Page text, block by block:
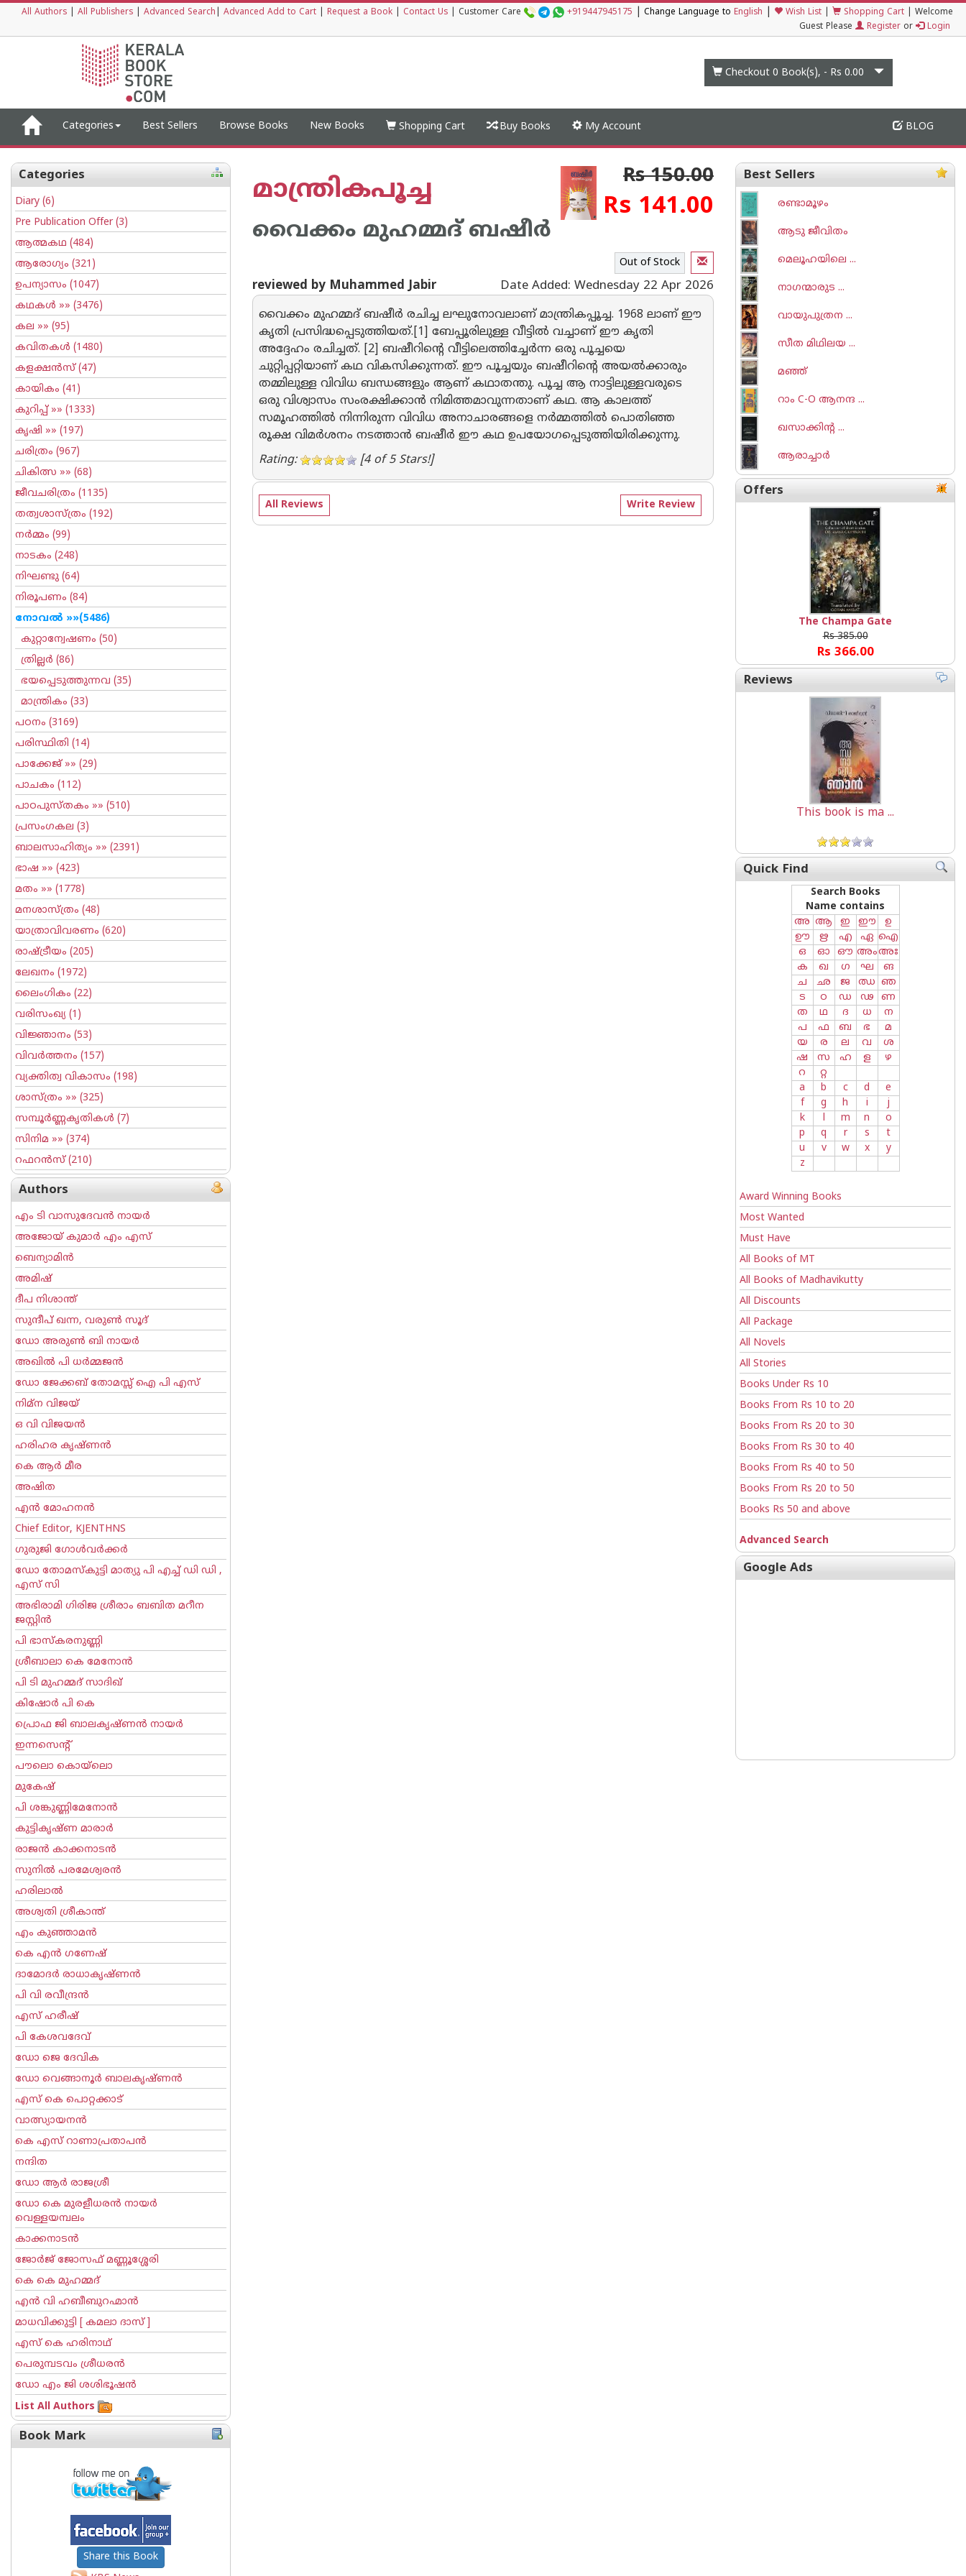
All Authors All Publishers Advanced Search Advanced Add to Cart Request a Book Contact Us Customer Care +919447945175 Change Language to English Wish List Shopping Cart
Welcome
Guest Please
Register or Login
Checkout 0 Book(s), - Rs 0.00
Categories Best Sellers Browse Books New Books Shopping Cart Buy Books My Account BLOG
Categories
Diary (6)
Pre Publication Offer(3)
ആത്മകഥ (484)
ആരോഗ്യം (321)
ഉപന്യാസം (1047)
കഥകള്‍ »» (3476)
കല »» (95)
കവിതകള്‍ (1480)
കളക്ഷന്‍സ്(47)
കായികം (41)
കുറിപ്പ്‌ »» (1333)
കൃഷി »» (197)
ചരിത്രം (967)
ചികിത്സ »» (68)
ജീവചരിത്രം (1135)
തത്വശാസ്ത്രം (192)
നര്‍മ്മം (99)
നാടകം (248)
നിഘണ്ടു (64)
നിരൂപണം (84)
നോവല്‍ »»(5486)
കുറ്റാന്വേഷണം (50)
ത്രില്ലര്‍ (86)
ഭയപ്പെടുത്തുന്നവ (35)
മാന്ത്രികം (33)
പഠനം (3169)
പരിസ്ഥിതി (14)
പാക്കേജ് »» (29)
പാചകം (112)
പാഠപുസ്തകം »» (510)
പ്രസംഗകല (3)
ബാലസാഹിത്യം »» (2391)
ഭാഷ »» (423)
മതം »» (1778)
മനശാസ്ത്രം (48)
യാത്രാവിവരണം (620)
രാഷ്ട്രീയം (205)
ലേഖനം (1972)
ലൈംഗികം (22)
വരിസംഖ്യ (1)
വിജ്ഞാനം (53)
വിവര്‍ത്തനം (157)
വ്യക്തിത്വ വികാസം (198)
ശാസ്ത്രം »» (325)
സമ്പൂര്‍ണ്ണകൃതികള്‍ (7)
സിനിമ »» (374)
റഫറന്‍സ്(210)
Authors
എം ടി വാസുദേവന്‍ നായര്‍
അജോയ് കുമാര്‍ എം എസ്
ബെന്യാമിന്‍
അമിഷ്
ദീപ നിശാന്ത്
സുന്ദീപ് ഖന്ന, വരുൺ സൂദ്
ഡോ അരുണ്‍ ബി നായര്‍
അഖില്‍ പി ധര്‍മ്മജന്‍
ഡോ ജേക്കബ് തോമസ്സ് ഐ പി എസ്
നിമ്ന വിജയ്
ഒ വി വിജയന്‍
ഹരിഹര കൃഷ്ണൻ
കെ ആര്‍ മീര
അഷിത
എന്‍ മോഹനന്‍
Chief Editor, KJENTHNS
ഗുരുജി ഗോള്‍‌വര്‍ക്കര്‍
ഡോ തോമസ്കുട്ടി മാത്യു പി എച്ച് ഡി ഡി ,
എസ് സി
അഭിരാമി ഗിരിജ ശ്രീരാം ബബിത മറീന
ജസ്റ്റിന്‍
പി ഭാസ്കരനുണ്ണി
ശ്രീബാലാ കെ മേനോന്‍
പി ടി മുഹമ്മദ് സാദിഖ്‌
കിഷോർ പി കെ
പ്രൊഫ ജി ബാലകൃഷ്ണന്‍ നായര്‍
ഇന്നസെന്റ്‌
പൗലൊ കൊയ്ലൊ
മുകേഷ്
പി ശങ്കുണ്ണിമേനോന്‍
കുട്ടികൃഷ്ണ മാരാര്‍
രാജന്‍ കാക്കനാടന്‍
സുനില്‍ പരമേശ്വരന്‍
ഹരിലാല്‍
അശ്വതി ശ്രീകാന്ത്
എം കുഞ്ഞാമന്‍
കെ എന്‍ ഗണേഷ്
ദാമോദർ രാധാകൃഷ്ണൻ
പി വി രവീന്ദ്രന്‍
എസ് ഹരീഷ്
പി കേശവദേവ്‌
ഡോ ജെ ദേവിക
ഡോ വെങ്ങാനൂര്‍ ബാലകൃഷ്ണന്‍
എസ്‌ കെ പൊറ്റക്കാട്‌
വാത്സ്യായനന്‍
കെ എസ് റാണാപ്രതാപന്‍
നന്ദിത
ഡോ ആര്‍ രാജശ്രീ
ഡോ കെ മുരളീധരന്‍ നായര്‍
വെള്ളയമ്പലം
കാക്കനാടന്‍
ജോര്‍ജ് ജോസഫ് മണ്ണൂശ്ശേരി
കെ കെ മുഹമ്മദ്
എന്‍ വി ഹബീബുറഹ്മാന്‍
മാധവിക്കുട്ടി [ കമലാ ദാസ് ]
എസ് കെ ഹരിനാഥ്
പെരുമ്പടവം ശ്രീധര‌ന്‍
ഡോ എം ജി ശശിഭൂഷന്‍
List All Authors
Book Mark
Share this Book
മാന്ത്രികപൂച്ച
വൈക്കം മുഹമ്മദ് ബഷീര്‍
Rs 150.00
Rs 141.00
Out of Stock
reviewed by Muhammed Jabir Date Added: Wednesday 22 Apr 2026
വൈക്കം മുഹമ്മദ് ബഷീർ രചിച്ച ലഘുനോവലാണ് മാന്ത്രികപ്പൂച്ച. 1968 ലാണ് ഈ
കൃതി പ്രസിദ്ധപ്പെടുത്തിയത്.[1] ബേപ്പൂരിലുള്ള വീട്ടിൽ വച്ചാണ് ഈ കൃതി
അദ്ദേഹം രചിച്ചത്. [2] ബഷീറിന്റെ വീട്ടിലെത്തിച്ചേർന്ന ഒരു പൂച്ചയെ
ചുറ്റിപ്പറ്റിയാണ് കഥ വികസിക്കുന്നത്. ഈ പൂച്ചയും ബഷീറിന്റെ അയൽക്കാരും
തമ്മിലുള്ള വിവിധ ബന്ധങ്ങളും ആണ് കഥാതന്തു. പൂച്ച ആ നാട്ടിലുള്ളവരുടെ
ഒരു വിശ്വാസം സംരക്ഷിക്കാൻ നിമിത്തമാവുന്നതാണ് കഥ. ആ കാലത്ത്
സമൂഹത്തിൽ നിന്നിരുന്ന വിവിധ അനാചാരങ്ങളെ നർമ്മത്തിൽ പൊതിഞ്ഞ
രൂക്ഷ വിമർശനം നടത്താൻ ബഷീർ ഈ കഥ ഉപയോഗപ്പെടുത്തിയിരിക്കുന്നു.
Rating:
[4 of 5 Stars!]
Write Review
All Reviews
Best Sellers
രണ്ടാമൂഴം
ആടു ജീവിതം
മെലൂഹയിലെ ...
നാഗന്മാരുട ...
വായുപുത്രന ...
സീത മിഥിലയ ...
മഞ്ഞ്
റാം C-O ആനന്ദ ...
ഖസാക്കിന്റ ...
ആരാച്ചാര്‍
Offers
The Champa Gate
Rs 385.00
Rs 366.00
Reviews
This book is ma ...
Quick Find
Search Books
Name contains
അ ആ ഇ ഈ
ഉ
ഊ
ഋ എ ഏ ഐ
ഒ
ഓ ഔ അംഅഃ
ക
ഖ ഗ ഘ
ങ
ച
ഛ ജ ഝ ഞ
ട
ഠ ഡ ഢ
ണ
ത
ഥ ദ ധ
ന
പ
ഫ ബ ഭ
മ
യ
ര ല വ
ശ
ഷ
സ ഹ ള
ഴ
റ
റ്റ
a
b c d
e
f
g h i
j
k
l m n
o
p
q r s
t
u
v w x
y
z
Award Winning Books
Most Wanted
Must Have
All Books of MT
All Books of Madhavikutty
All Discounts
All Package
All Novels
All Stories
Books Under Rs 10
Books From Rs 10 to 20
Books From Rs 20 to 30
Books From Rs 30 to 40
Books From Rs 40 to 50
Books From Rs 20 to 50
Books Rs 50 and above
Advanced Search
Google Ads